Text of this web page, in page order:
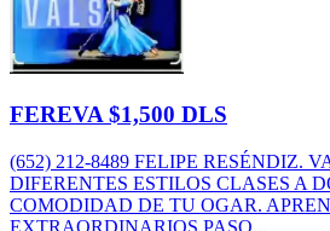
FEREVA $1,500 DLS
(652) 212-8489 FELIPE RESÉNDIZ.
DIFERENTES ESTILOS CLASES A
COMODIDAD DE TU OGAR.
EXTRAORDINARIOS PASO...